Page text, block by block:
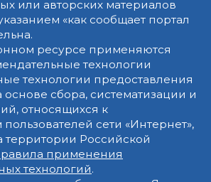
или авторских материалов
«как сообщает портал
ресурсе применяются
технологии
технологии предоставления
сбора, систематизации и
относящихся к
сети «Интернет»,
территории Российской
применения
технологий.